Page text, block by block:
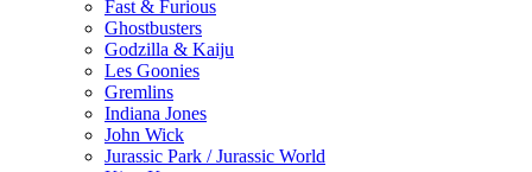
Fast & Furious
Ghostbusters
Godzilla & Kaiju
Les Goonies
Gremlins
Indiana Jones
John Wick
Jurassic Park / Jurassic World